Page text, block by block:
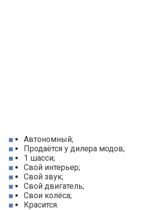
Автономный;
Продаётся у дилера модов;
1 шасси;
Cвой интерьер;
Cвой звук;
Свой двигатель;
Свои колёса;
Красится.